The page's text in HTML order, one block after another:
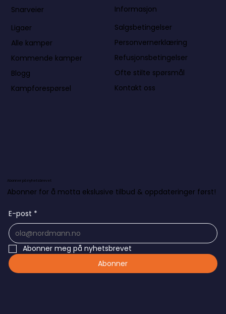
Snarveier
Ligaer
Alle kamper
Kommende kamper
Blogg
Kampforespørsel
Informasjon
Salgsbetingelser
Personvernerklæring
Refusjonsbetingelser
Ofte stilte spørsmål
Kontakt oss
Abonner på nyhetsbrevet
Abonner for å motta ekslusive tilbud & oppdateringer først!
E-post *
Abonner meg på nyhetsbrevet
Abonner